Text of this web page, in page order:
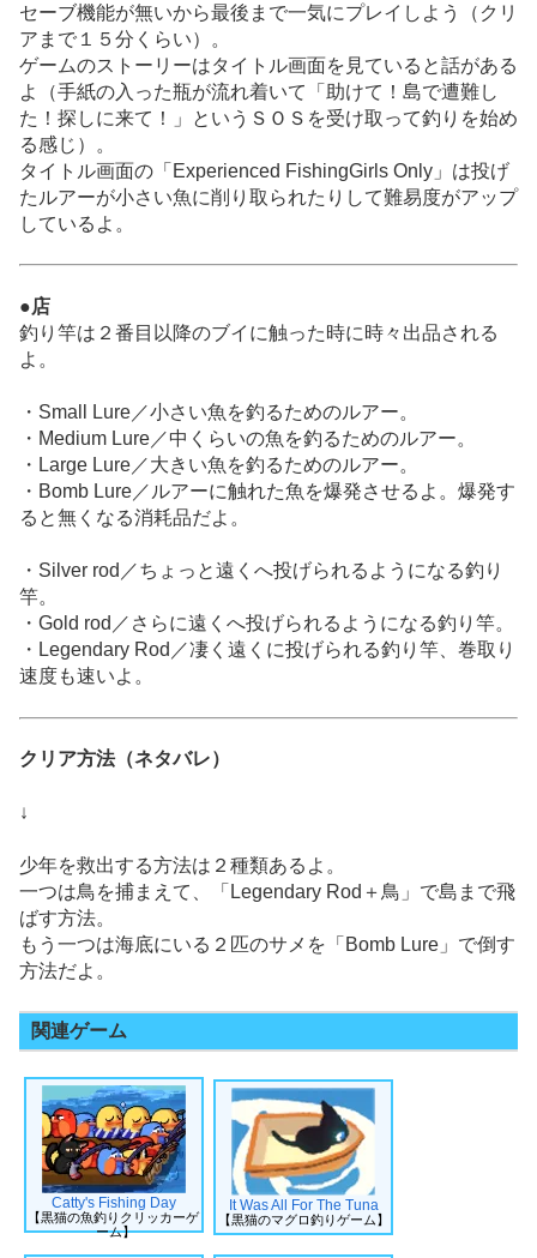
セーブ機能が無いから最後まで一気にプレイしよう（クリ
アまで１５分くらい）。
ゲームのストーリーはタイトル画面を見ていると話がある
よ（手紙の入った瓶が流れ着いて「助けて！島で遭難し
た！探しに来て！」というＳＯＳを受け取って釣りを始め
る感じ）。
タイトル画面の「Experienced FishingGirls Only」は投げ
たルアーが小さい魚に削り取られたりして難易度がアップ
しているよ。
●店
釣り竿は２番目以降のブイに触った時に時々出品される
よ。
・Small Lure／小さい魚を釣るためのルアー。
・Medium Lure／中くらいの魚を釣るためのルアー。
・Large Lure／大きい魚を釣るためのルアー。
・Bomb Lure／ルアーに触れた魚を爆発させるよ。爆発す
ると無くなる消耗品だよ。
・Silver rod／ちょっと遠くへ投げられるようになる釣り
竿。
・Gold rod／さらに遠くへ投げられるようになる釣り竿。
・Legendary Rod／凄く遠くに投げられる釣り竿、巻取り
速度も速いよ。
クリア方法（ネタバレ）
↓
少年を救出する方法は２種類あるよ。
一つは鳥を捕まえて、「Legendary Rod＋鳥」で島まで飛
ばす方法。
もう一つは海底にいる２匹のサメを「Bomb Lure」で倒す
方法だよ。
関連ゲーム
Catty's Fishing Day
【黒猫の魚釣りクリッカーゲ
ーム】
It Was All For The Tuna
【黒猫のマグロ釣りゲーム】